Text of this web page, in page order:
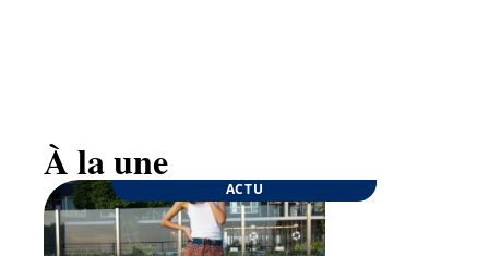
ENTREPRISE
À la une
ACTU